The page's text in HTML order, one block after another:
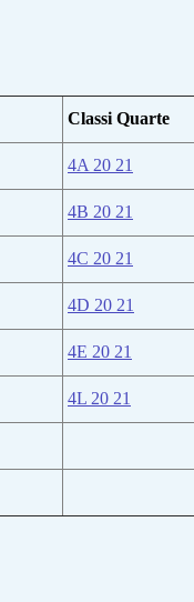
Classi Quarte
4A 20 21
4B 20 21
4C 20 21
4D 20 21
4E 20 21
4L 20 21